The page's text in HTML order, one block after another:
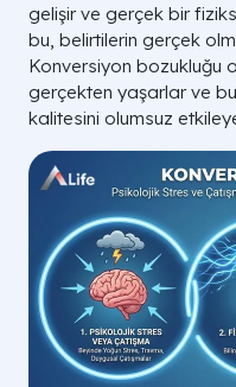
gelişir ve gerçek bir
bu, belirtilerin gerçek
Konversiyon bozukluğu
gerçekten yaşarlar ve
kalitesini olumsuz